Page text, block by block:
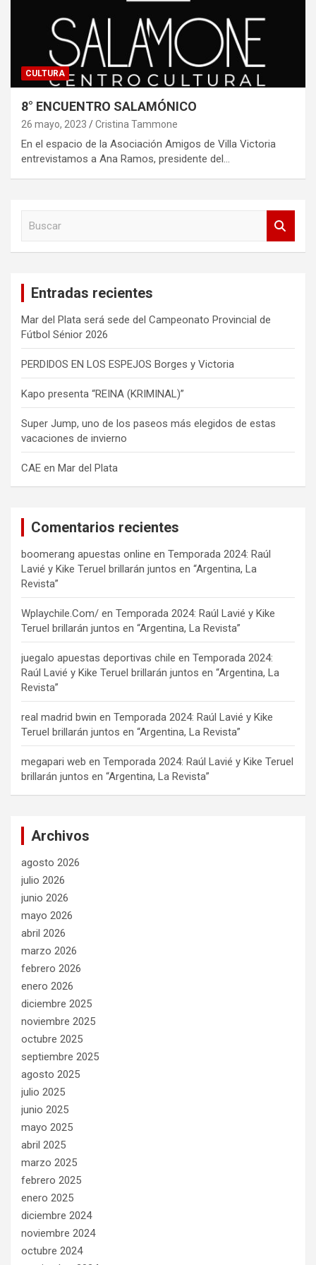
CULTURA
8° ENCUENTRO SALAMÓNICO
26 mayo, 2023 Cristina Tammone
En el espacio de la Asociación Amigos de Villa Victoria
entrevistamos a Ana Ramos, presidente del…
Entradas recientes
Mar del Plata será sede del Campeonato Provincial de
Fútbol Sénior 2026
PERDIDOS EN LOS ESPEJOS Borges y Victoria
Kapo presenta “REINA (KRIMINAL)”
Super Jump, uno de los paseos más elegidos de estas
vacaciones de invierno
CAE en Mar del Plata
Comentarios recientes
boomerang apuestas online en Temporada 2024: Raúl
Lavié y Kike Teruel brillarán juntos en “Argentina, La
Revista”
Wplaychile.Com/ en Temporada 2024: Raúl Lavié y Kike
Teruel brillarán juntos en “Argentina, La Revista”
juegalo apuestas deportivas chile en Temporada 2024:
Raúl Lavié y Kike Teruel brillarán juntos en “Argentina, La
Revista”
real madrid bwin en Temporada 2024: Raúl Lavié y Kike
Teruel brillarán juntos en “Argentina, La Revista”
megapari web en Temporada 2024: Raúl Lavié y Kike Teruel
brillarán juntos en “Argentina, La Revista”
Archivos
agosto 2026
julio 2026
junio 2026
mayo 2026
abril 2026
marzo 2026
febrero 2026
enero 2026
diciembre 2025
noviembre 2025
octubre 2025
septiembre 2025
agosto 2025
julio 2025
junio 2025
mayo 2025
abril 2025
marzo 2025
febrero 2025
enero 2025
diciembre 2024
noviembre 2024
octubre 2024